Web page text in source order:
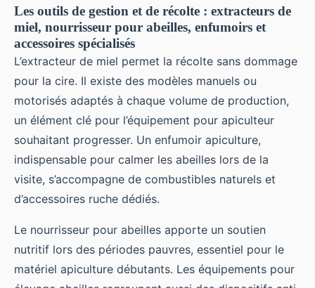
Les outils de gestion et de récolte : extracteurs de
miel, nourrisseur pour abeilles, enfumoirs et
accessoires spécialisés
L’extracteur de miel permet la récolte sans dommage
pour la cire. Il existe des modèles manuels ou
motorisés adaptés à chaque volume de production,
un élément clé pour l’équipement pour apiculteur
souhaitant progresser. Un enfumoir apiculture,
indispensable pour calmer les abeilles lors de la
visite, s’accompagne de combustibles naturels et
d’accessoires ruche dédiés.
Le nourrisseur pour abeilles apporte un soutien
nutritif lors des périodes pauvres, essentiel pour le
matériel apiculture débutants. Les équipements pour